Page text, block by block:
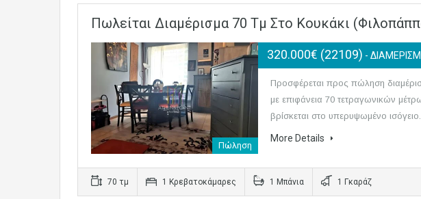
Πωλείται Διαμέρισμα 70 Τμ Στο Κουκάκι
Πώληση
320.000€ (22109) -
Προσφέρεται προς πώληση
με επιφάνεια 70 τετραγωνικών
βρίσκεται στο υπερυψωμένο
More Details
70 τμ 1 Κρεβατοκάμαρες 1 Μπάνια 1 Γκαράζ